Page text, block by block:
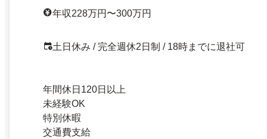
年収228万円〜300万円
土日休み / 完全週休2日制 / 18時までに退社可
年間休日120日以上
未経験OK
特別休暇
交通費支給